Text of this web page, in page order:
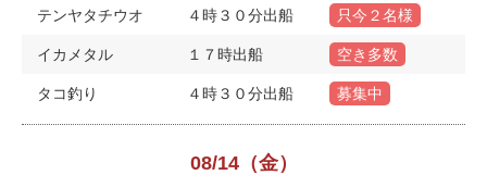
テンヤタチウオ ４時３０分出船 只今２名様
イカメタル １７時出船 空き多数
タコ釣り ４時３０分出船 募集中
08/14（金）